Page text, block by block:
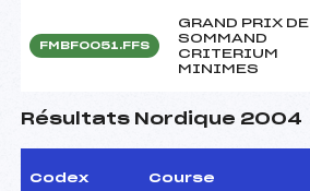
FMBF0051.FFS
GRAND PRIX DE
SOMMAND
CRITERIUM
MINIMES
Résultats Nordique 2004
Codex Course